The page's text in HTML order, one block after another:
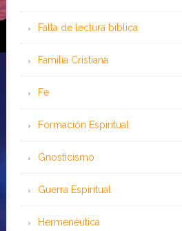
Falta de lectura bíblica
Familia Cristiana
Fe
Formación Espiritual
Gnosticismo
Guerra Espiritual
Hermenéutica